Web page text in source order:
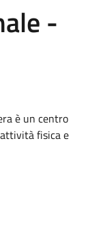
-
è un centro
fisica e